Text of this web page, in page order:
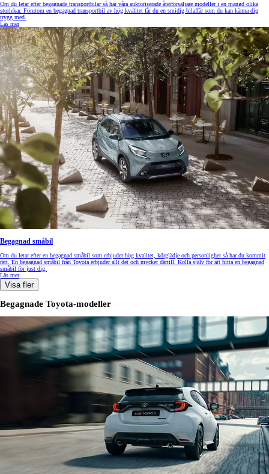
Om du letar efter begagnade transportbilar så har våra auktoriserade återförsäljare modeller i en mängd olika
storlekar. Förutom en begagnad transportbil av hög kvalitet får du en smidig bilaffär som du kan känna dig
trygg med.
Läs mer
Begagnad småbil
Om du letar efter en begagnad småbil som erbjuder hög kvalitet, körglädje och personlighet så har du kommit
rätt. En begagnad småbil från Toyota erbjuder allt det och mycket därtill. Kolla själv för att hitta en begagnad
småbil för just dig.
Läs mer
Visa fler
Begagnade Toyota-modeller